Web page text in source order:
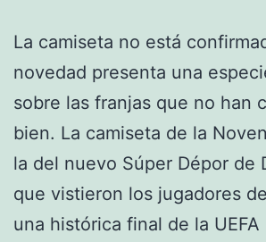
La camiseta no está
novedad presenta una
sobre las franjas que no han
bien. La camiseta de la
la del nuevo Súper Dépor de
que vistieron los jugadores
una histórica final de la